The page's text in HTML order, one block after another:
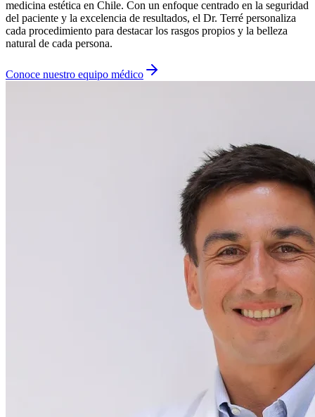
medicina estética en Chile. Con un enfoque centrado en la seguridad
del paciente y la excelencia de resultados, el Dr. Terré personaliza
cada procedimiento para destacar los rasgos propios y la belleza
natural de cada persona.
Conoce nuestro equipo médico